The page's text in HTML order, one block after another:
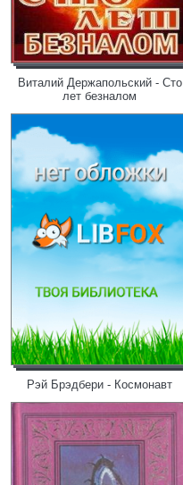
Виталий Держапольский - Cто
лет безналом
Рэй Брэдбери - Космонавт